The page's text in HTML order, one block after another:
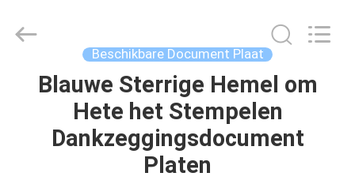
HUIS
PRODUCTEN
Material
Beschikbare Document Plaat
Blauwe Sterrige Hemel om
Hete het Stempelen
Dankzeggingsdocument
Platen